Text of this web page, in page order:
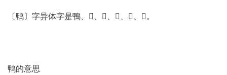
〔鸭〕字异体字是鴨、𩿼、𪀋、𪀌、𪁗、𪁨。
鸭的意思